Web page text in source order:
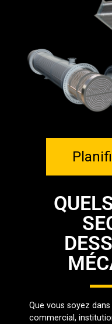
Que vous soyez
commercial,